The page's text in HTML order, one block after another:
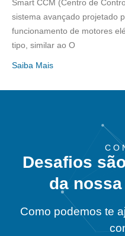
Smart CCM (Centro de
sistema avançado projetado
funcionamento de motores
tipo, similar ao O
Saiba Mais
Desafios
da
Como podemos te